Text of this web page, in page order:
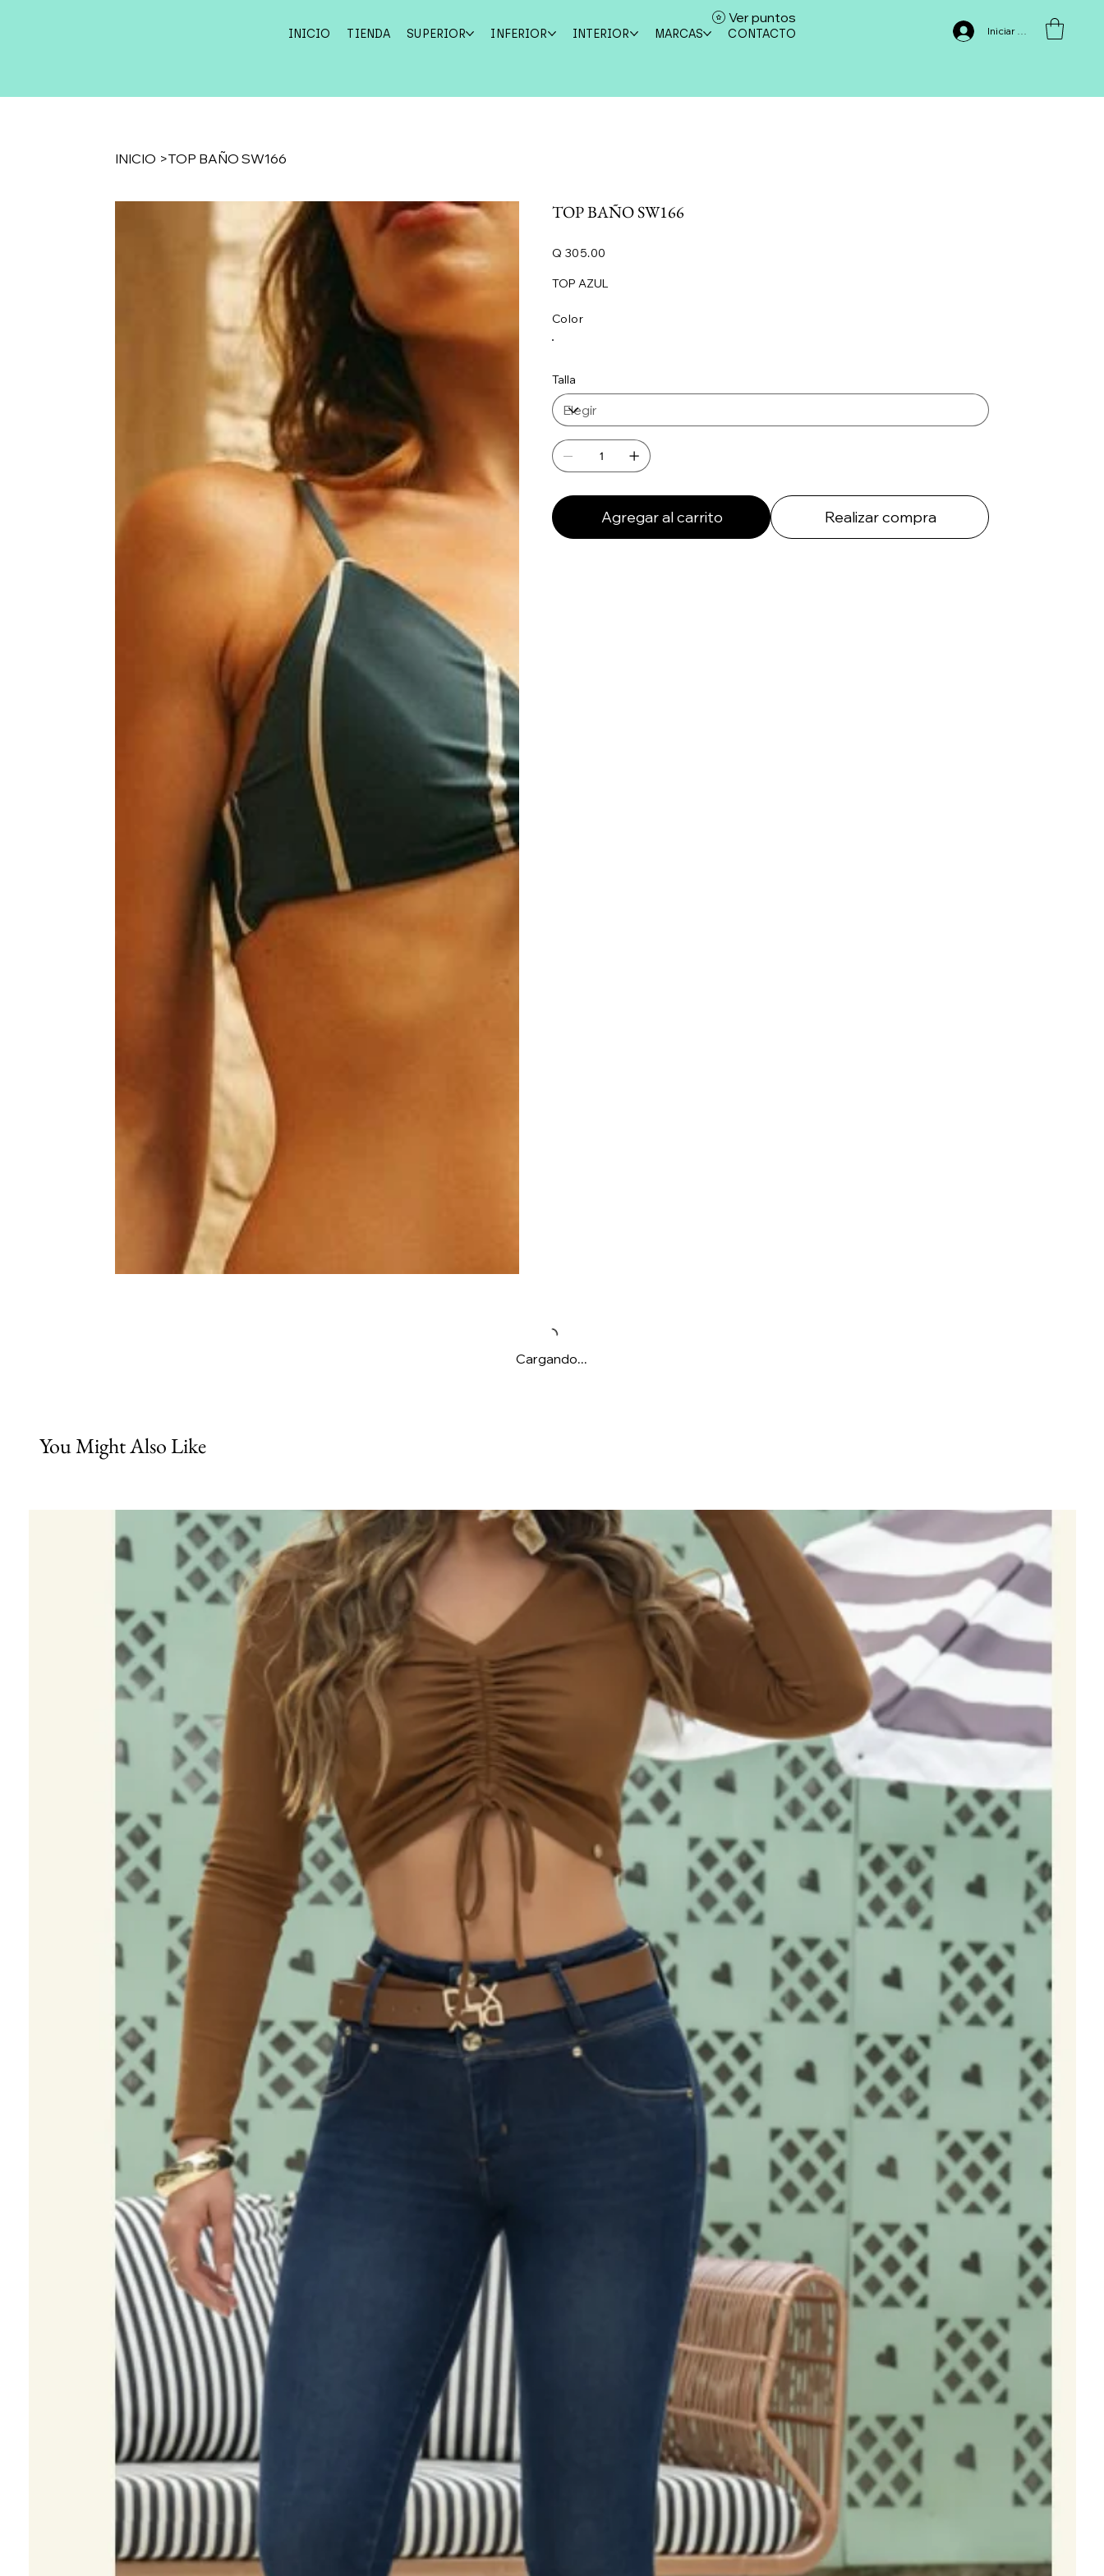
INICIO TIENDA SUPERIOR INFERIOR INTERIOR MARCAS CONTACTO Iniciar sesión
Ver puntos
INICIO >TOP BAÑO SW166
TOP BAÑO SW166
Q 305.00
TOP AZUL
Color
Talla
Agregar al carrito Realizar compra
Cargando...
You Might Also Like